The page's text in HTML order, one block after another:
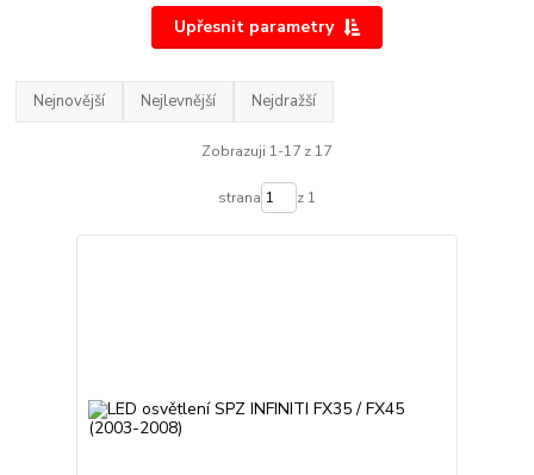
Upřesnit parametry
Nejnovější Nejlevnější Nejdražší
Zobrazuji 1-17 z 17
strana z 1